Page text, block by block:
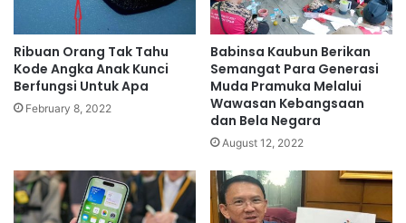
Ribuan Orang Tak Tahu
Kode Angka Anak Kunci
Berfungsi Untuk Apa
February 8, 2022
Babinsa Kaubun Berikan
Semangat Para Generasi
Muda Pramuka Melalui
Wawasan Kebangsaan
dan Bela Negara
August 12, 2022